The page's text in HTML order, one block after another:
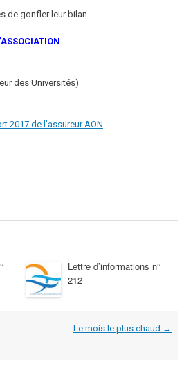
de gonfler leur bilan.
des Universités)
2017 de l’assureur AON
Lettre d’informations n°
212
Le mois le plus chaud →